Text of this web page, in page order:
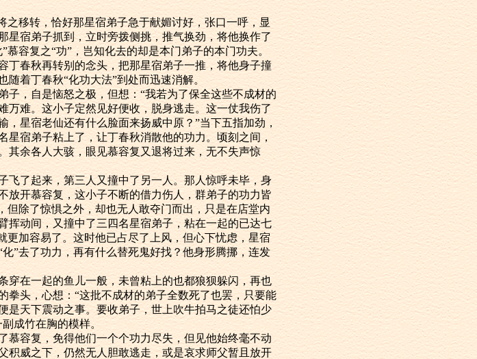
移转，恰好那星宿弟子急于献媚讨好，张口一呼，显
星宿弟子抓到，立时旁拨侧挑，推气换劲，将他换作了
慕容复之“功”，岂知化去的却是本门弟子的本门功夫。
丁春秋再转别的念头，把那星宿弟子一推，将他身子撞
着丁春秋“化功大法”到处而迅速消解。
，自是恼怒之极，但想：“我若为了保全这些不成材的
万难。这小子定然见好便收，脱身逃走。这一仗我伤了
星宿老仙还有什么脸面来扬威中原？”当下五指加劲，
宿弟子粘上了，让丁春秋消散他的功力。顷刻之间，
其余各人大骇，眼见慕容复又退将过来，无不失声惊
了起来，第三人又撞中了另一人。那人惊呼未毕，身
放开慕容复，这小子不断的借力伤人，群弟子的功力皆
但除了惊惧之外，却也无人敢夺门而出，只是在店堂内
挥动间，又撞中了三四名星宿弟子，粘在一起的已达七
更加容易了。这时他已占尽了上风，但心下忧虑，星宿
”去了功力，再有什么替死鬼好找？他身形腾挪，连发
在一起的鱼儿一般，未曾粘上的也都狼狈躲闪，再也
拳头，心想：“这批不成材的弟子全数死了也罢，只要能
是天下震动之事。要收弟子，世上吹牛拍马之徒还怕少
成竹在胸的模样。
容复，免得他们一个个功力尽失，但见他始终毫不动
积威之下，仍然无人胆敢逃走，或是哀求师父暂且放开